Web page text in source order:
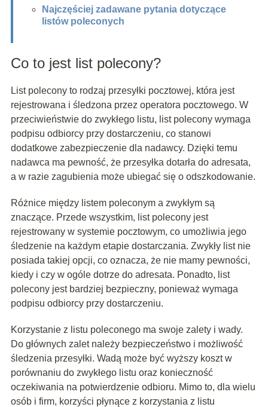
Najczęściej zadawane pytania dotyczące
listów poleconych
Co to jest list polecony?
List polecony to rodzaj przesyłki pocztowej, która jest
rejestrowana i śledzona przez operatora pocztowego. W
przeciwieństwie do zwykłego listu, list polecony wymaga
podpisu odbiorcy przy dostarczeniu, co stanowi
dodatkowe zabezpieczenie dla nadawcy. Dzięki temu
nadawca ma pewność, że przesyłka dotarła do adresata,
a w razie zagubienia może ubiegać się o odszkodowanie.
Różnice między listem poleconym a zwykłym są
znaczące. Przede wszystkim, list polecony jest
rejestrowany w systemie pocztowym, co umożliwia jego
śledzenie na każdym etapie dostarczania. Zwykły list nie
posiada takiej opcji, co oznacza, że nie mamy pewności,
kiedy i czy w ogóle dotrze do adresata. Ponadto, list
polecony jest bardziej bezpieczny, ponieważ wymaga
podpisu odbiorcy przy dostarczeniu.
Korzystanie z listu poleconego ma swoje zalety i wady.
Do głównych zalet należy bezpieczeństwo i możliwość
śledzenia przesyłki. Wadą może być wyższy koszt w
porównaniu do zwykłego listu oraz konieczność
oczekiwania na potwierdzenie odbioru. Mimo to, dla wielu
osób i firm, korzyści płynące z korzystania z listu